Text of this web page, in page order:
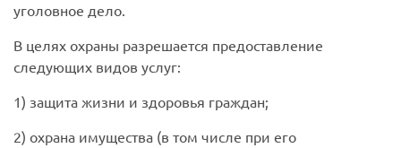
уголовное дело.
В целях охраны разрешается предоставление
следующих видов услуг:
1) защита жизни и здоровья граждан;
2) охрана имущества (в том числе при его